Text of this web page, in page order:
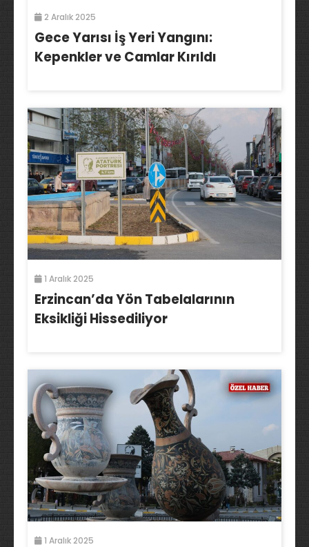
2 Aralık 2025
Gece Yarısı İş Yeri Yangını:
Kepenkler ve Camlar Kırıldı
1 Aralık 2025
Erzincan’da Yön Tabelalarının
Eksikliği Hissediliyor
1 Aralık 2025